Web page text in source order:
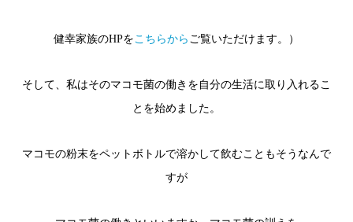
健幸家族のHPをこちらから ご覧いただけます。）
そして、私はそのマコモ菌の働きを自分の生活に取り入れるこ
とを始めました。
マコモの粉末をペットボトルで溶かして飲むこともそうなんで
すが